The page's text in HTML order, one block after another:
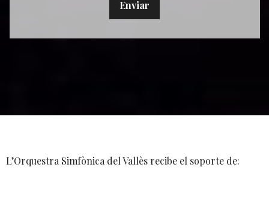
L’Orquestra Simfònica del Vallès recibe el soporte de: